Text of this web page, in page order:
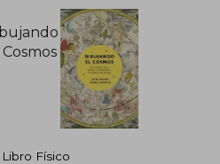
Libro Físico